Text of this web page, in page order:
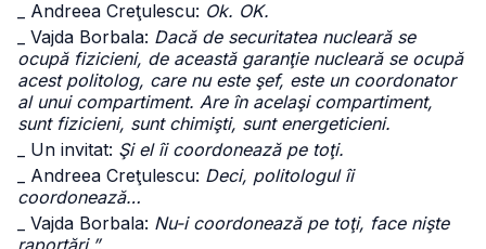
_ Andreea Creţulescu: Ok. OK.
_ Vajda Borbala: Dacă de securitatea nucleară se
ocupă fizicieni, de această garanţie nucleară se ocupă
acest politolog, care nu este şef, este un coordonator
al unui compartiment. Are în acelaşi compartiment,
sunt fizicieni, sunt chimişti, sunt energeticieni.
_ Un invitat: Şi el îi coordonează pe toţi.
_ Andreea Creţulescu: Deci, politologul îi
coordonează…
_ Vajda Borbala: Nu-i coordonează pe toţi, face nişte
raportări.”.